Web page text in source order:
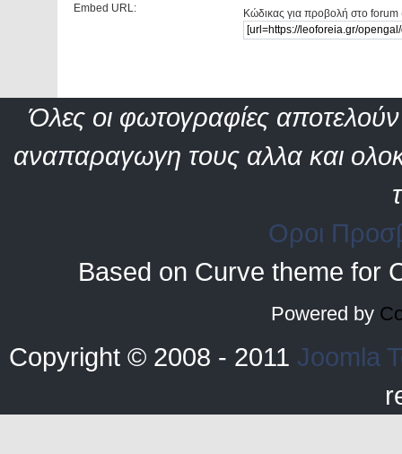
Embed URL:
Κώδικας για προβολή στο forum
Όλες οι φωτογραφίες αποτελούν
αναπαραγωγη τους αλλα και
Οροι
Based on Curve theme for
Powered by
Copyright © 2008 - 2011 Joomla